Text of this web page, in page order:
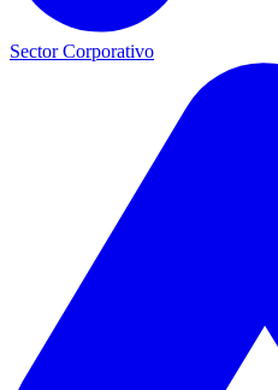
Sector Corporativo